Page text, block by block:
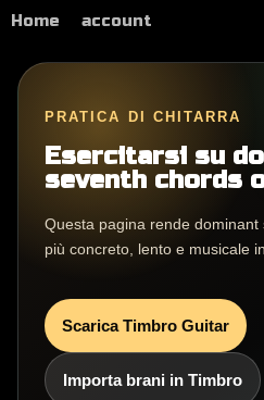
Home account
PRATICA DI CHITARRA
Esercitarsi su
seventh chords
Questa pagina rende
più concreto, lento e musicale
Scarica Timbro Guitar
Importa brani in Timbro